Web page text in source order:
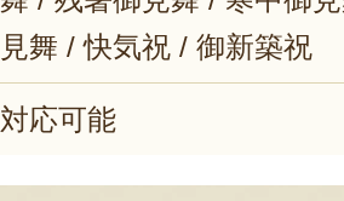
見舞 / 快気祝 / 御新築祝
対応可能